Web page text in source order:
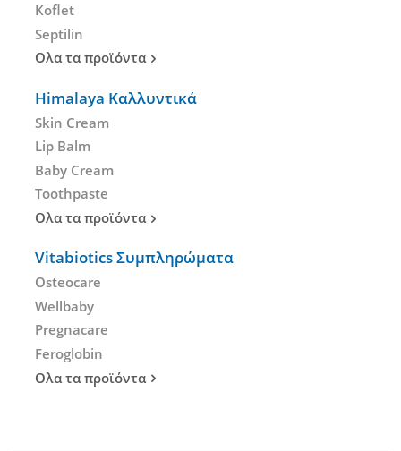
Koflet
Septilin
Ολα τα προϊόντα
Himalaya Καλλυντικά
Skin Cream
Lip Balm
Baby Cream
Toothpaste
Ολα τα προϊόντα
Vitabiotics Συμπληρώματα
Osteocare
Wellbaby
Pregnacare
Feroglobin
Ολα τα προϊόντα